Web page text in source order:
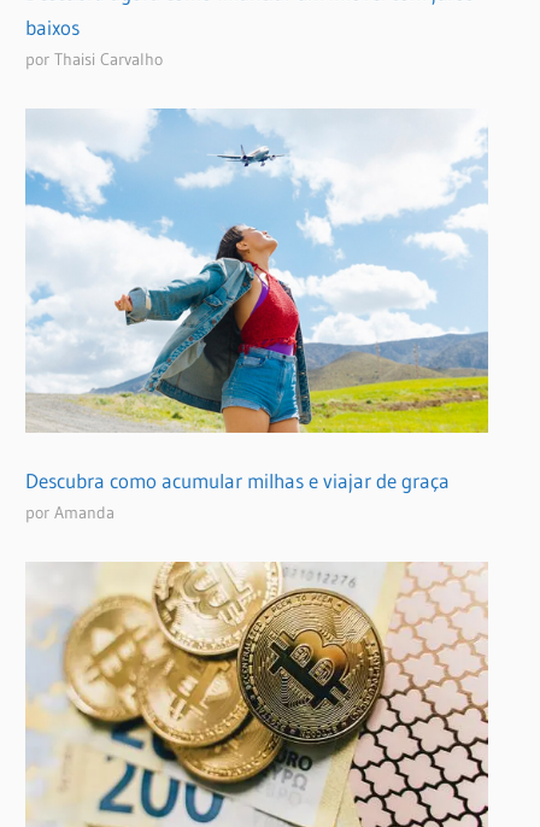
baixos
por Thaisi Carvalho
Descubra como acumular milhas e viajar de graça
por Amanda